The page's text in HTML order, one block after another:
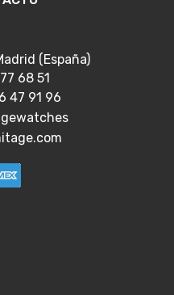
(España)
68 51
47 91 96